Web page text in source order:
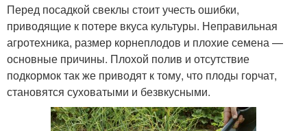
Перед посадкой свеклы стоит учесть ошибки,
приводящие к потере вкуса культуры. Неправильная
агротехника, размер корнеплодов и плохие семена —
основные причины. Плохой полив и отсутствие
подкормок так же приводят к тому, что плоды горчат,
становятся суховатыми и безвкусными.